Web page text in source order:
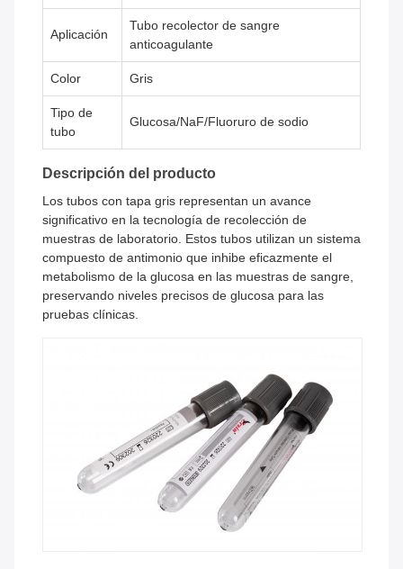
Aplicación
Tubo recolector de sangre
anticoagulante
Color Gris
Tipo de
tubo
Glucosa/NaF/Fluoruro de sodio
Descripción del producto
Los tubos con tapa gris representan un avance
significativo en la tecnología de recolección de
muestras de laboratorio. Estos tubos utilizan un sistema
compuesto de antimonio que inhibe eficazmente el
metabolismo de la glucosa en las muestras de sangre,
preservando niveles precisos de glucosa para las
pruebas clínicas.